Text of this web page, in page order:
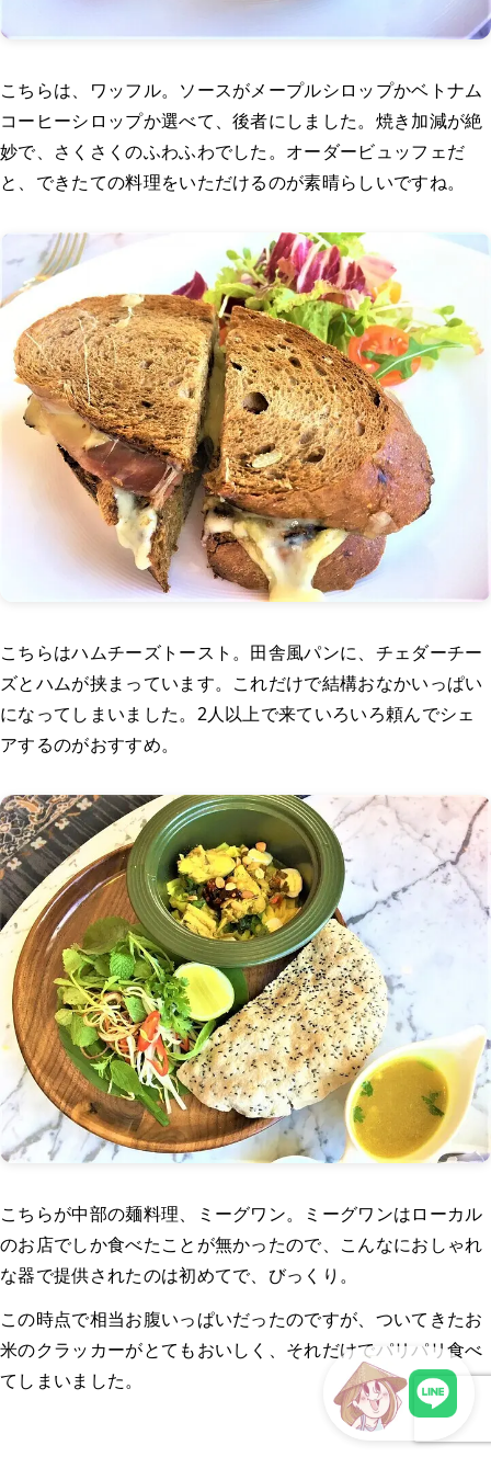
こちらは、ワッフル。ソースがメープルシロップかベトナム
コーヒーシロップか選べて、後者にしました。焼き加減が絶
妙で、さくさくのふわふわでした。オーダービュッフェだ
と、できたての料理をいただけるのが素晴らしいですね。
こちらはハムチーズトースト。田舎風パンに、チェダーチー
ズとハムが挟まっています。これだけで結構おなかいっぱい
になってしまいました。2人以上で来ていろいろ頼んでシェ
アするのがおすすめ。
こちらが中部の麺料理、ミーグワン。ミーグワンはローカル
のお店でしか食べたことが無かったので、こんなにおしゃれ
な器で提供されたのは初めてで、びっくり。
この時点で相当お腹いっぱいだったのですが、ついてきたお
米のクラッカーがとてもおいしく、それだけでパリパリ食べ
てしまいました。